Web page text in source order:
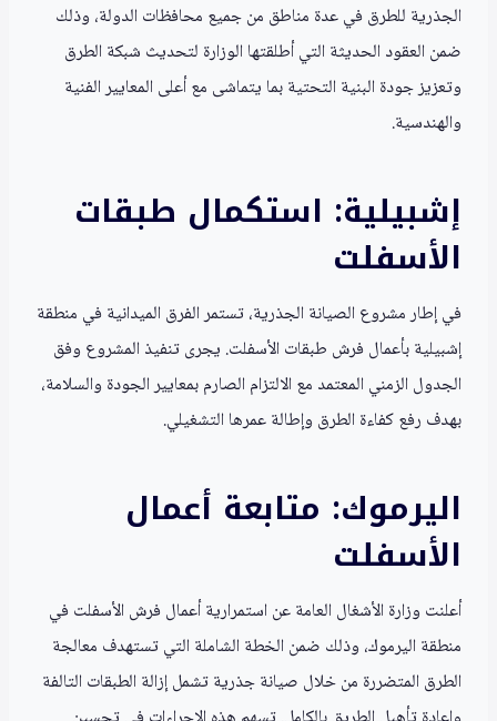
الجذرية للطرق في عدة مناطق من جميع محافظات الدولة، وذلك
ضمن العقود الحديثة التي أطلقتها الوزارة لتحديث شبكة الطرق
وتعزيز جودة البنية التحتية بما يتماشى مع أعلى المعايير الفنية
والهندسية.
إشبيلية: استكمال طبقات
الأسفلت
في إطار مشروع الصيانة الجذرية، تستمر الفرق الميدانية في منطقة
إشبيلية بأعمال فرش طبقات الأسفلت. يجرى تنفيذ المشروع وفق
الجدول الزمني المعتمد مع الالتزام الصارم بمعايير الجودة والسلامة،
بهدف رفع كفاءة الطرق وإطالة عمرها التشغيلي.
اليرموك: متابعة أعمال
الأسفلت
أعلنت وزارة الأشغال العامة عن استمرارية أعمال فرش الأسفلت في
منطقة اليرموك، وذلك ضمن الخطة الشاملة التي تستهدف معالجة
الطرق المتضررة من خلال صيانة جذرية تشمل إزالة الطبقات التالفة